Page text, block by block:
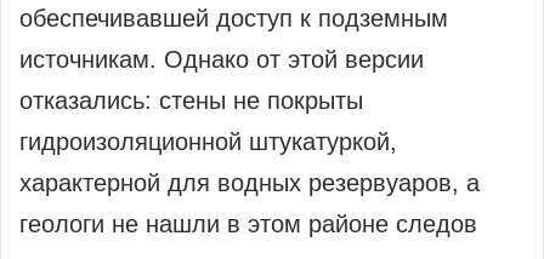
обеспечивавшей доступ к подземным
источникам. Однако от этой версии
отказались: стены не покрыты
гидроизоляционной штукатуркой,
характерной для водных резервуаров, а
геологи не нашли в этом районе следов